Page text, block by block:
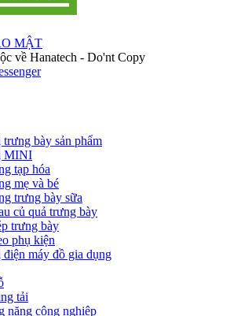
MẬT
về Hanatech - Do'nt Copy
bày sản phẩm
MINI
tạp hóa
mẹ và bé
trưng bày sữa
củ quả trưng bày
trưng bày
phụ kiện
điện máy đồ gia dụng
tải
nặng công nghiệp